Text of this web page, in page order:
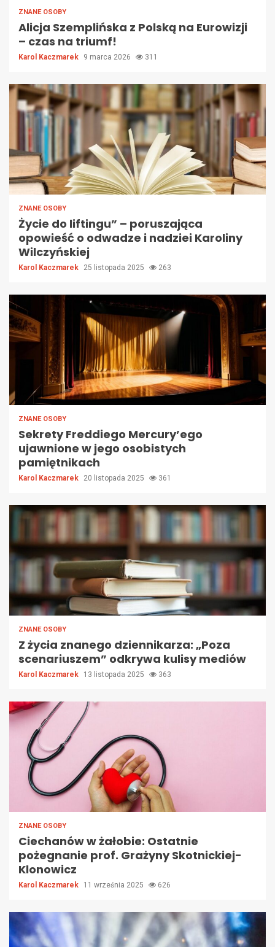
ZNANE OSOBY
Alicja Szemplińska z Polską na Eurowizji
– czas na triumf!
Karol Kaczmarek 9 marca 2026 311
ZNANE OSOBY
Życie do liftingu” – poruszająca
opowieść o odwadze i nadziei Karoliny
Wilczyńskiej
Karol Kaczmarek 25 listopada 2025 263
ZNANE OSOBY
Sekrety Freddiego Mercury’ego
ujawnione w jego osobistych
pamiętnikach
Karol Kaczmarek 20 listopada 2025 361
ZNANE OSOBY
Z życia znanego dziennikarza: „Poza
scenariuszem” odkrywa kulisy mediów
Karol Kaczmarek 13 listopada 2025 363
ZNANE OSOBY
Ciechanów w żałobie: Ostatnie
pożegnanie prof. Grażyny Skotnickiej-
Klonowicz
Karol Kaczmarek 11 września 2025 626